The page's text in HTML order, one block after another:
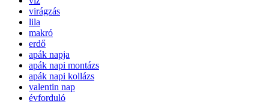
virágzás
lila
makró
erdő
apák napja
apák napi montázs
apák napi kollázs
valentin nap
évforduló